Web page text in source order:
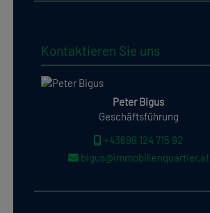
Kontaktieren Sie uns
Peter Bigus
Geschäftsführung
+43699 124 715 92
bigus@immobilienquartier.at